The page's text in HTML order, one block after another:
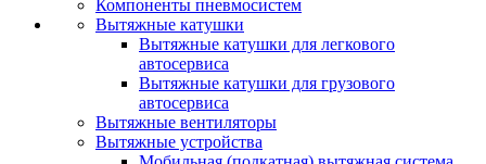
Компоненты пневмосистем
Вытяжные катушки
Вытяжные катушки для легкового
автосервиса
Вытяжные катушки для грузового
автосервиса
Вытяжные вентиляторы
Вытяжные устройства